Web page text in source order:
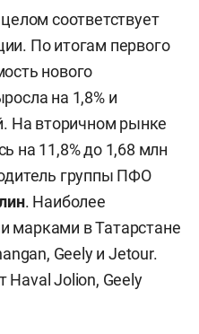
соответствует
По итогам первого
нового
на 1,8% и
На вторичном рынке
на 11,8% до 1,68 млн
группы ПФО
. Наиболее
марками в Татарстане
Geely и Jetour.
Jolion, Geely